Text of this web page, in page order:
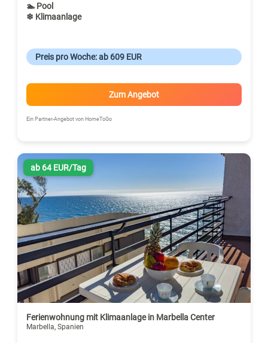
🏊 Pool
❄ Klimaanlage
Preis pro Woche: ab 609 EUR
Zum Angebot
Ein Partner-Angebot von HomeToGo
ab 64 EUR/Tag
Ferienwohnung mit Klimaanlage in Marbella Center
Marbella, Spanien